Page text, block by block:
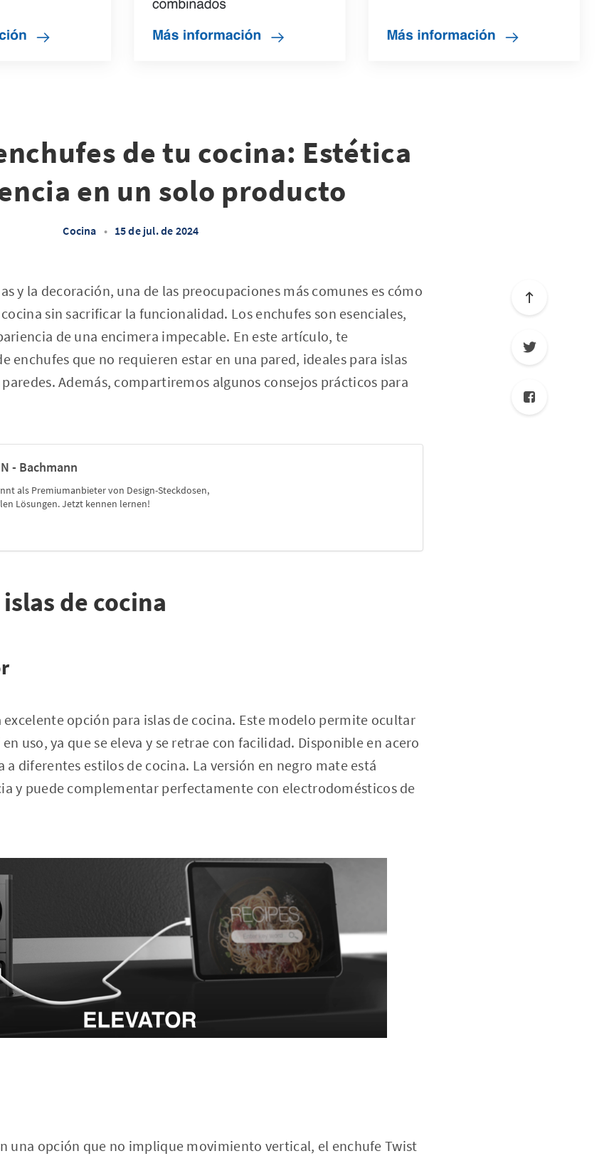
de tu cocina: Estética
en un solo producto
Cocina • 15 de jul. de 2024
y la decoración, una de las preocupaciones más comunes es cómo
sin sacrificar la funcionalidad. Los enchufes son esenciales,
de una encimera impecable. En este artículo, te
enchufes que no requieren estar en una pared, ideales para islas
Además, compartiremos algunos consejos prácticos para
- Bachmann
als Premiumanbieter von Design-Steckdosen,
Lösungen. Jetzt kennen lernen!
de cocina
excelente opción para islas de cocina. Este modelo permite ocultar
uso, ya que se eleva y se retrae con facilidad. Disponible en acero
a diferentes estilos de cocina. La versión en negro mate está
y puede complementar perfectamente con electrodomésticos de
una opción que no implique movimiento vertical, el enchufe Twist